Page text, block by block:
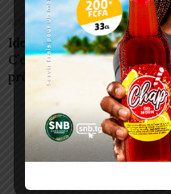
Article précédent
Identification biométrique:
C’est le tour de la
préfecture d’Agoè-Nyivé